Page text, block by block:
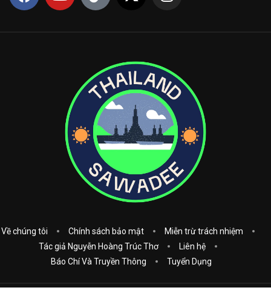
Về chúng tôi Chính sách bảo mật
Miễn trừ trách nhiệm
Tác giả Nguyễn Hoàng Trúc Thơ
Liên hệ
Báo Chí Và Truyền Thông
Tuyển Dụng